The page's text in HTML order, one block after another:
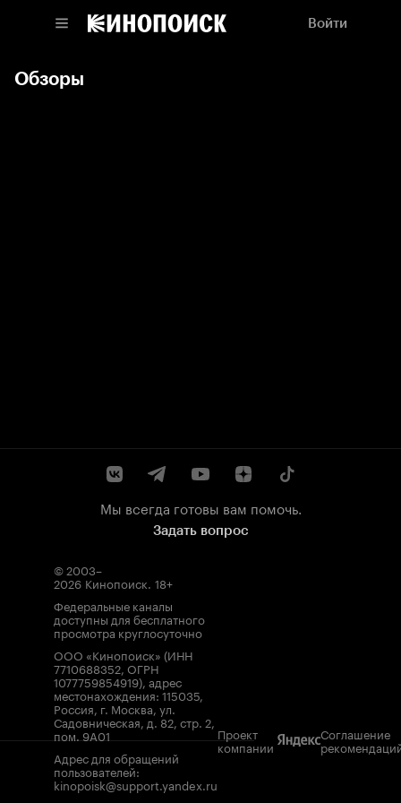
Войти
Обзоры
Мы всегда готовы вам помочь.
Задать вопрос
© 2003–
2026 Кинопоиск. 18+
Федеральные каналы
доступны для бесплатного
просмотра круглосуточно
ООО «Кинопоиск» (ИНН
7710688352, ОГРН
1077759854919), адрес
местонахождения: 115035,
Россия, г. Москва, ул.
Садовническая, д. 82, стр. 2,
пом. 9А01
Адрес для обращений
пользователей:
kinopoisk@support.yandex.ru
Проект
компании
Соглашение